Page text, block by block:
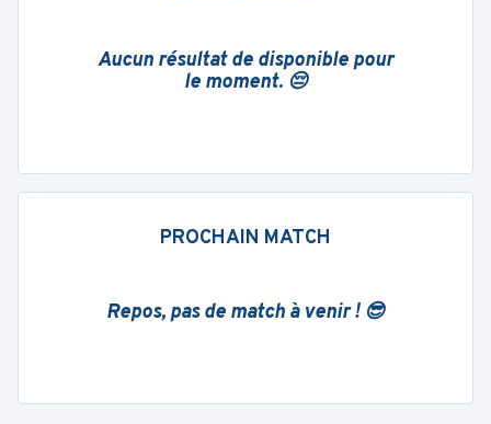
Aucun résultat de disponible pour
le moment. 😔
PROCHAIN MATCH
Repos, pas de match à venir ! 😎